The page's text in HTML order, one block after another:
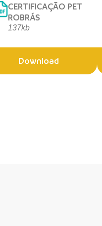
CERTIFICAÇÃO PET
ROBRÁS
137kb
Download